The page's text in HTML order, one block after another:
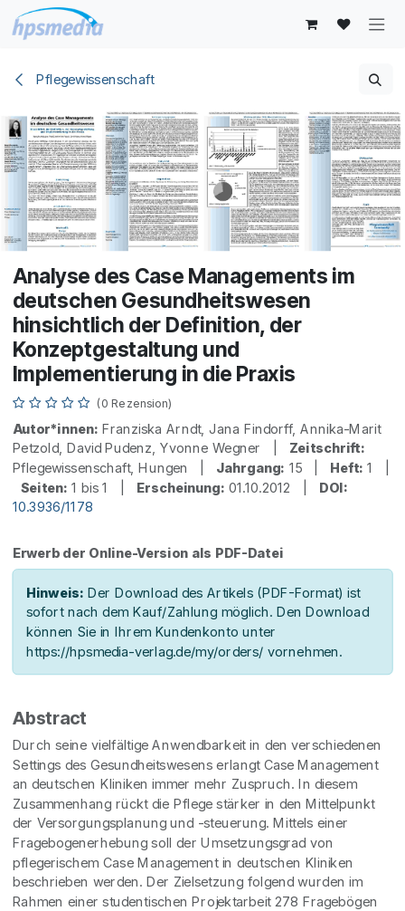
Zum Inhalt springen
Pflegewissenschaft
Analyse des Case Managements im
deutschen Gesundheitswesen
hinsichtlich der Definition, der
Konzeptgestaltung und
Implementierung in die Praxis
(0 Rezension)
Autor*innen: Franziska Arndt, Jana Findorff, Annika-Marit
Petzold, David Pudenz, Yvonne Wegner | Zeitschrift:
Pflegewissenschaft, Hungen | Jahrgang: 15 | Heft: 1 |
Seiten: 1 bis 1 | Erscheinung: 01.10.2012 | DOI:
10.3936/1178
Erwerb der Online-Version als PDF-Datei
Hinweis: Der Download des Artikels (PDF-Format) ist
sofort nach dem Kauf/Zahlung möglich. Den Download
können Sie in Ihrem Kundenkonto unter
https://hpsmedia-verlag.de/my/orders/ vornehmen.
Abstract
Durch seine vielfältige Anwendbarkeit in den verschiedenen
Settings des Gesundheitswesens erlangt Case Management
an deutschen Kliniken immer mehr Zuspruch. In diesem
Zusammenhang rückt die Pflege stärker in den Mittelpunkt
der Versorgungsplanung und -steuerung. Mittels einer
Fragebogenerhebung soll der Umsetzungsgrad von
pflegerischem Case Management in deutschen Kliniken
beschrieben werden. Der Zielsetzung folgend wurden im
Rahmen einer studentischen Projektarbeit 278 Fragebögen